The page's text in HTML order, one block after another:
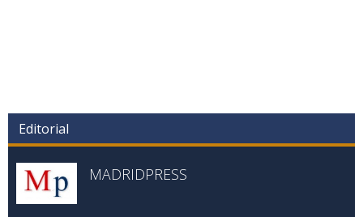
Editorial
MADRIDPRESS